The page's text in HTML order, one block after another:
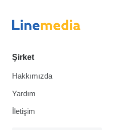
Şirket
Hakkımızda
Yardım
İletişim